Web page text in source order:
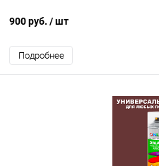
900 руб. / шт
Подробнее